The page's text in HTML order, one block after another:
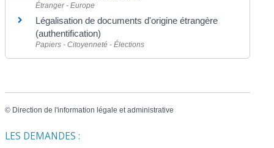
Étranger - Europe
Légalisation de documents d'origine étrangère
(authentification)
Papiers - Citoyenneté - Élections
© Direction de l'information légale et administrative
LES DEMANDES :